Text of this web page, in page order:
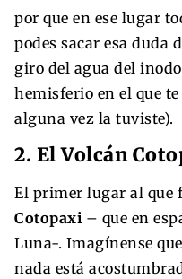
por que en ese lugar
podes sacar esa duda
giro del agua del
hemisferio en el que
alguna vez la tuviste).
2. El Volcán
El primer lugar al que
Cotopaxi – que en
Luna-. Imagínense
nada está